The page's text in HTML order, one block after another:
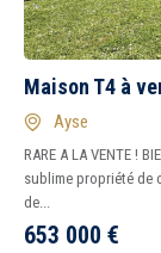
Maison T4 à
Ayse
RARE A LA VENTE !
sublime propriété de
de...
653 000 €